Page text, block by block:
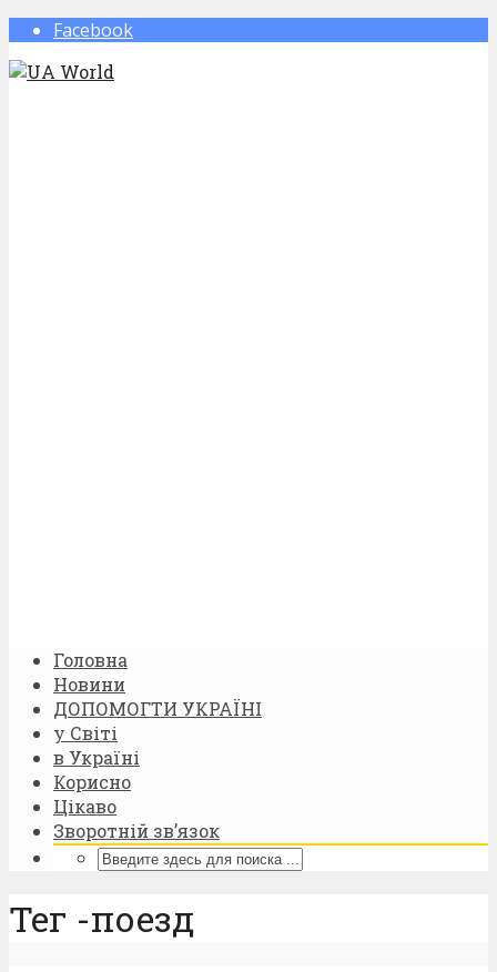
Facebook
Головна
Новини
ДОПОМОГТИ УКРАЇНІ
у Світі
в Україні
Корисно
Цікаво
Зворотній зв’язок
Тег -поезд